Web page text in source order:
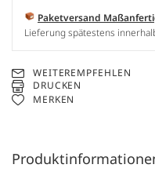
Paketversand
Lieferung spätestens
WEITEREMPFEHLEN
DRUCKEN
MERKEN